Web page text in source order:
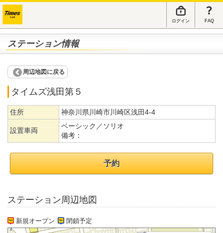
ログイン FAQ
ステーション情報
周辺地図に戻る
タイムズ浅田第５
住所 神奈川県川崎市川崎区浅田4-4
設置車両
ベーシック／ソリオ
備考：
予約
ステーション周辺地図
新規オープン 閉鎖予定